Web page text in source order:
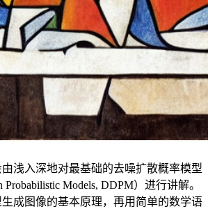
浅入深地对最基础的去噪扩散概率模型
Probabilistic Models, DDPM）进行讲解。
成图像的基本原理，再用简单的数学语